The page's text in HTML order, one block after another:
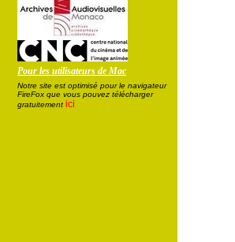
Pour les utilisateurs de Mac
Notre site est optimisé pour le navigateur
FireFox que vous pouvez télécharger
gratuitement ici